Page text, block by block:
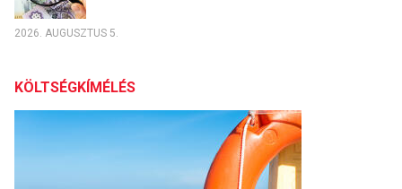
2026. AUGUSZTUS 5.
KÖLTSÉGKÍMÉLÉS